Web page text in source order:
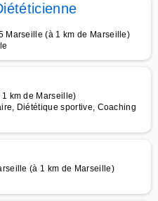
Marseille (à 1 km de Marseille)
km de Marseille)
Diététique sportive, Coaching
(à 1 km de Marseille)